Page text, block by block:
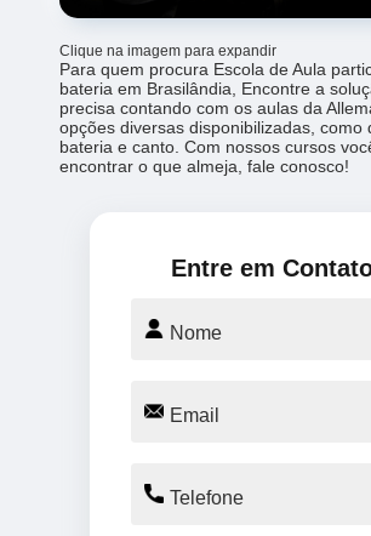
Clique na imagem para expandir
Para quem procura Escola de Aula
bateria em Brasilândia, Encontre a
precisa contando com os aulas da
opções diversas disponibilizadas, como
bateria e canto. Com nossos cursos
encontrar o que almeja, fale conosco!
Entre em